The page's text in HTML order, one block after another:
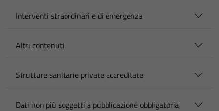
Interventi straordinari e di emergenza
Altri contenuti
Strutture sanitarie private accreditate
Dati non più soggetti a pubblicazione obbligatoria